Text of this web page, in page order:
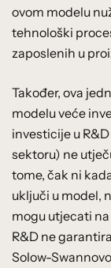
ovom modelu
tehnološki
zaposlenih u
Također, ova
modelu veće
investicije u
sektoru) ne
tome, čak ni
uključi u model,
mogu utjecati
R&D ne
Solow-